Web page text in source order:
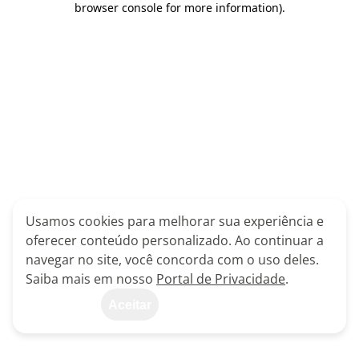
browser console for more information).
Usamos cookies para melhorar sua experiência e
oferecer conteúdo personalizado. Ao continuar a
navegar no site, você concorda com o uso deles.
Saiba mais em nosso Portal de Privacidade.